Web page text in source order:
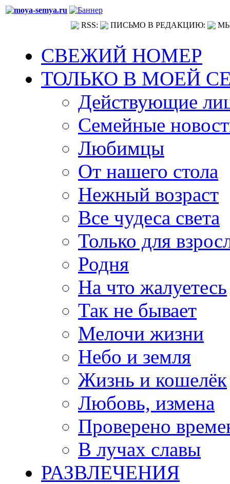
RSS: ПИСЬМО В РЕДАКЦИЮ:
СВЕЖИЙ НОМЕР
ТОЛЬКО В МОЕЙ
Действующие
Семейные
Любимцы
От нашего стола
Нежный возраст
Все чудеса света
Только для
Родня
На что жалуетесь
Так не бывает
Мелочи жизни
Небо и земля
Жизнь и кошелёк
Любовь, измена
Проверено
В лучах славы
РАЗВЛЕЧЕНИЯ